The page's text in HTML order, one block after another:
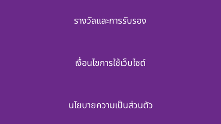
รางวัลและการรับรอง
เงื่อนไขการใช้เว็บไซต์
นโยบายความเป็นส่วนตัว